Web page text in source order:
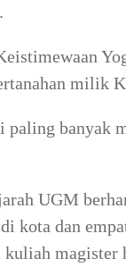
milik
paling banyak
UGM
kota dan
kuliah magister